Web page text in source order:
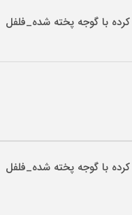
با گوجه پخته شده_فلفل
با گوجه پخته شده_فلفل